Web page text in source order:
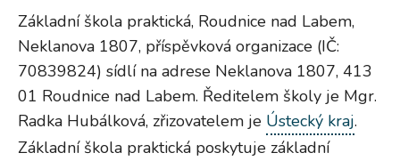
Základní škola praktická, Roudnice nad Labem,
Neklanova 1807, příspěvková organizace (IČ:
70839824) sídlí na adrese Neklanova 1807, 413
01 Roudnice nad Labem. Ředitelem školy je Mgr.
Radka Hubálková, zřizovatelem je Ústecký kraj.
Základní škola praktická poskytuje základní